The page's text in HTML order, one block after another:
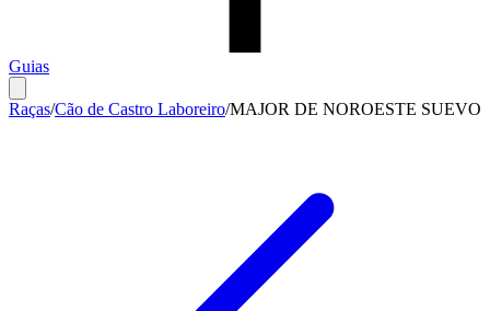
Guias
Raças/Cão de Castro Laboreiro/MAJOR DE NOROESTE SUEVO